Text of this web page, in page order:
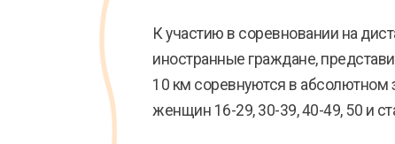
К участию в соревновании на
иностранные граждане,
10 км соревнуются в абсолютном
женщин 16-29, 30-39, 40-49, 50 и